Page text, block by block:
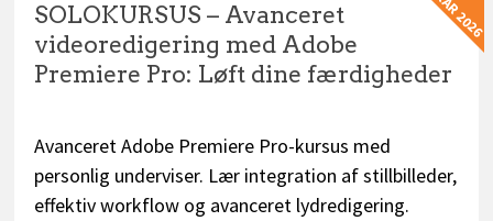
SOLOKURSUS – Avanceret
videoredigering med Adobe
Premiere Pro: Løft dine færdigheder
Avanceret Adobe Premiere Pro-kursus med
personlig underviser. Lær integration af stillbilleder,
effektiv workflow og avanceret lydredigering.